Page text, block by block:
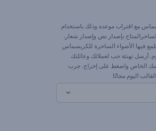
مع اقتراب موعده وذلك باستخدام
بإصدار نص وإصدار شعار.
فيها الأضواء الساحرة للكريسماس
أرسل تهنئة حب لعملائك وعائلتك
الخاص واضغط على إخراج. جرب
اليوم مجانًا